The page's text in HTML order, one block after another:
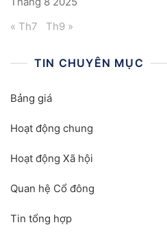
« Th7 Th9 »
TIN CHUYÊN MỤC
Bảng giá
Hoạt động chung
Hoạt động Xã hội
Quan hệ Cổ đông
Tin tổng hợp